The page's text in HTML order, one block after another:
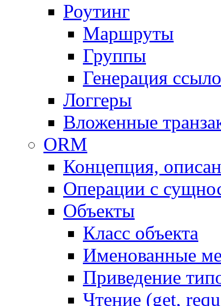
Роутинг
Маршруты
Группы
Генерация
Логгеры
Вложенные
ORM
Концепция,
Операции с
Объекты
Класс объекта
Именованные
Приведение
Чтение (get,